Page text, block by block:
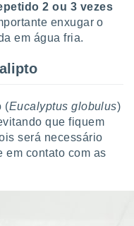
2 ou 3 vezes
enxugar o
em água fria.
(Eucalyptus globulus)
que fiquem
será necessário
em contato com as